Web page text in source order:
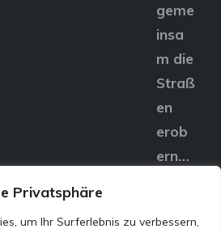
Privatsphäre
um Ihr Surferlebnis zu verbessern,
geme
insa
m die
Straß
en
erob
ern…